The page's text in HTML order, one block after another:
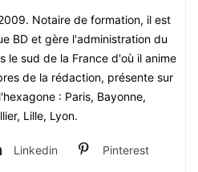
Notaire de formation, il est
BD et gère l'administration du
le sud de la France d'où il anime
de la rédaction, présente sur
: Paris, Bayonne,
Lille, Lyon.
Linkedin Pinterest